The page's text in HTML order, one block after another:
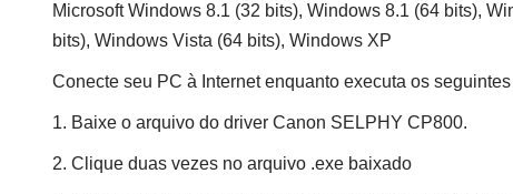
Microsoft Windows 8.1 (32 bits), Windows 8.1 (64 bits),
bits), Windows Vista (64 bits), Windows XP
Conecte seu PC à Internet enquanto executa os
1. Baixe o arquivo do driver Canon SELPHY CP800.
2. Clique duas vezes no arquivo .exe baixado